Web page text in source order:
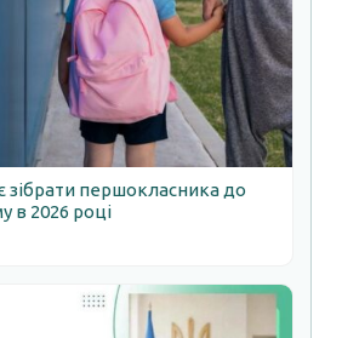
зібрати першокласника до
в 2026 році